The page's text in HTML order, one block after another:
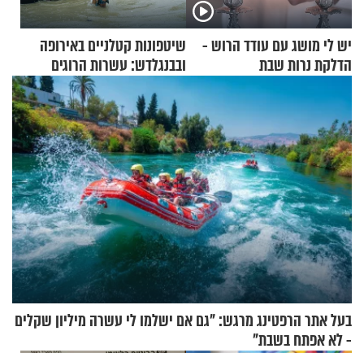
יש לי מושג עם עודד הרוש -
הדלקת נרות שבת
שיטפונות קטלניים באירופה
ובבנגלדש: עשרות הרוגים
ומיליון נפגעים
בעל אתר הרפטינג מרגש: "גם אם ישלמו לי עשרה מיליון שקלים
- לא אפתח בשבת"